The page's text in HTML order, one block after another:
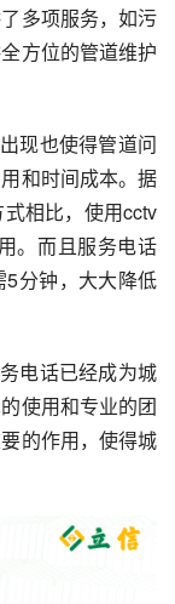
多项服务，如污
方位的管道维护
现也使得管道问
和时间成本。据
相比，使用cctv
。而且服务电话
5分钟，大大降低
电话已经成为城
使用和专业的团
的作用，使得城